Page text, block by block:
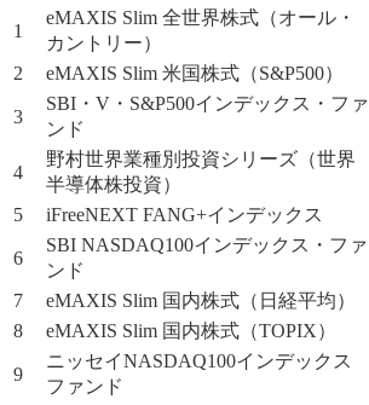
1
eMAXIS Slim 全世界株式（オール・
カントリー）
2 eMAXIS Slim 米国株式（S&P500）
3
SBI・V・S&P500インデックス・ファ
ンド
4
野村世界業種別投資シリーズ（世界
半導体株投資）
5 iFreeNEXT FANG+インデックス
6
SBI NASDAQ100インデックス・ファ
ンド
7 eMAXIS Slim 国内株式（日経平均）
8
eMAXIS Slim 国内株式（TOPIX）
9
ニッセイNASDAQ100インデックス
ファンド